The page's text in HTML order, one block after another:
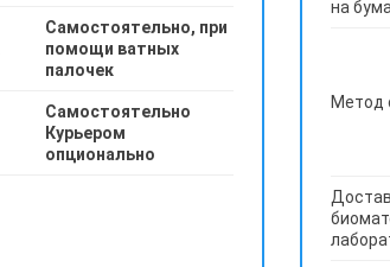
Самостоятельно, при
помощи ватных
палочек
Самостоятельно
Курьером
опционально
на
Метод